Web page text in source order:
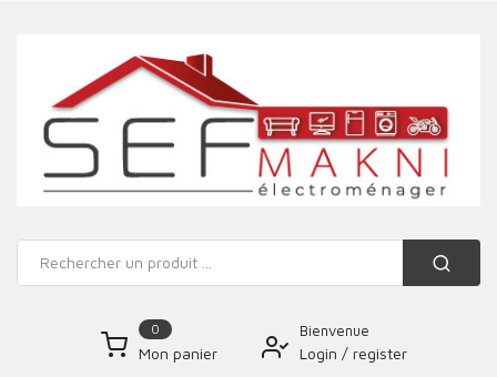
0
Mon panier
Bienvenue
Login / register